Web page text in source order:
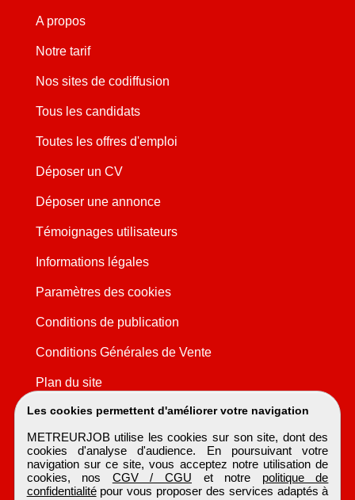
Les cookies permettent d'améliorer votre navigation
METREURJOB utilise les cookies sur son site, dont des
cookies d'analyse d'audience. En poursuivant votre
navigation sur ce site, vous acceptez notre utilisation de
cookies, nos CGV / CGU et notre politique de
confidentialitépour vous proposer des services adaptés à
A propos
Notre tarif
Nos sites de codiffusion
Tous les candidats
Toutes les offres d'emploi
Déposer un CV
Déposer une annonce
Témoignages utilisateurs
Informations légales
Paramètres des cookies
Conditions de publication
Conditions Générales de Vente
Plan du site